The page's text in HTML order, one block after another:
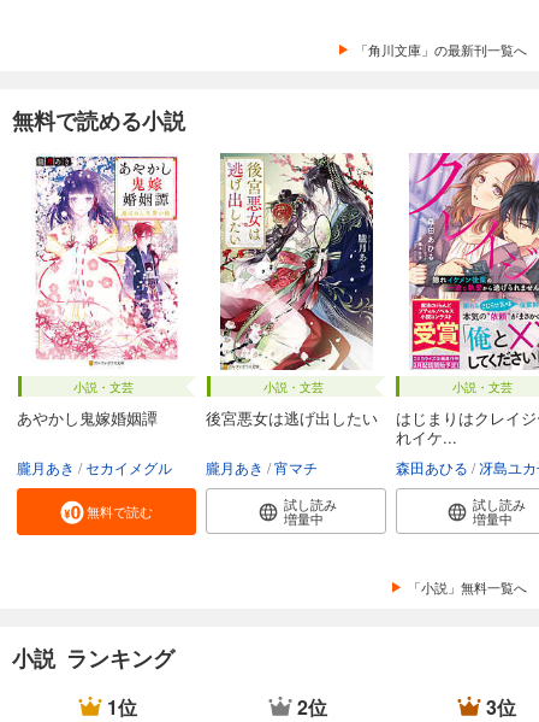
「角川文庫」の最新刊一覧へ
無料で読める小説
小説・文芸
あやかし鬼嫁婚姻譚
朧月あき セカイメグル
無料で読む
小説・文芸
後宮悪女は逃げ出したい
朧月あき 宵マチ
試し読み
増量中
小説・文芸
はじまりはクレイ
れイケ...
森田あひる 冴島ユ
試し読み
増量中
「小説」無料一覧へ
小説 ランキング
1位 2位 3位